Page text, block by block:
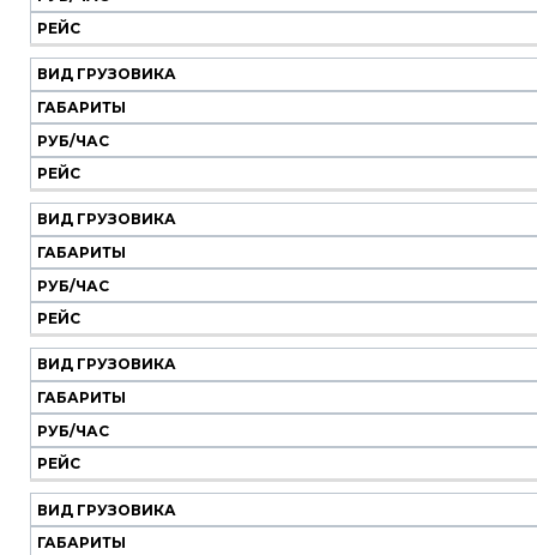
Вид
грузовика
Габариты
Руб/
час
Рейс
РЕЙС
ВИД ГРУЗОВИКА
ГАБАРИТЫ
РУБ/ЧАС
РЕЙС
ВИД ГРУЗОВИКА
ГАБАРИТЫ
РУБ/ЧАС
РЕЙС
ВИД ГРУЗОВИКА
ГАБАРИТЫ
РУБ/ЧАС
РЕЙС
ВИД ГРУЗОВИКА
ГАБАРИТЫ